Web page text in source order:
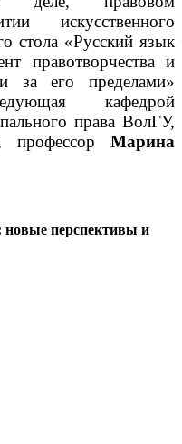
искусственного
стола «Русский язык
правотворчества и
за его пределами»
кафедрой
права ВолГУ,
профессор Марина
новые перспективы и